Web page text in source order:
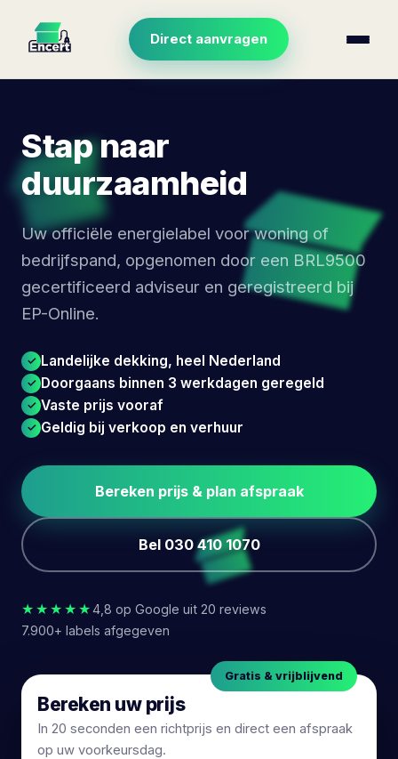
Direct aanvragen
Stap naar
duurzaamheid
Uw officiële energielabel voor woning of
bedrijfspand, opgenomen door een BRL9500
gecertificeerd adviseur en geregistreerd bij
EP-Online.
Landelijke dekking, heel Nederland
Doorgaans binnen 3 werkdagen geregeld
Vaste prijs vooraf
Geldig bij verkoop en verhuur
Bereken prijs & plan afspraak
Bel 030 410 1070
★★★★★4,8 op Google uit 20 reviews
7.900+ labels afgegeven
Gratis & vrijblijvend
Bereken uw prijs
In 20 seconden een richtprijs en direct een afspraak
op uw voorkeursdag.